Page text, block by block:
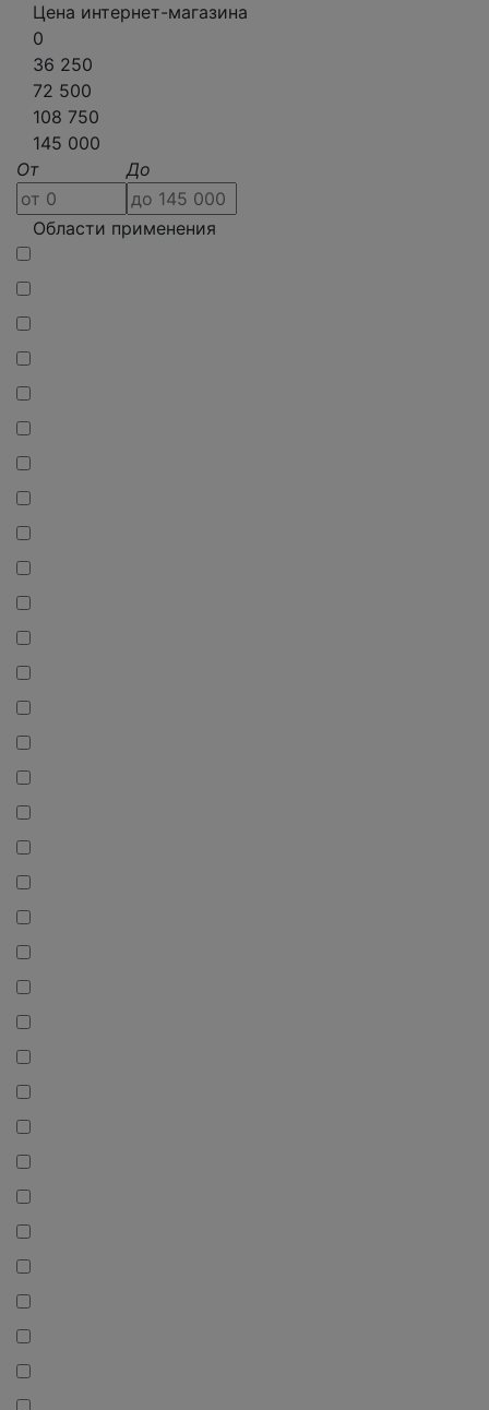
Цена интернет-магазина
0
36 250
72 500
108 750
145 000
От
До
Области применения